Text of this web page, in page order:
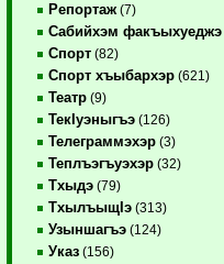
Репортаж (7)
Сабийхэм факъыхуеджэ
Спорт (82)
Спорт хъыбархэр (621)
Театр (9)
ТекIуэныгъэ (126)
Телеграммэхэр (3)
Теплъэгъуэхэр (32)
Тхыдэ (79)
ТхылъыщIэ (313)
Узыншагъэ (124)
Указ (156)